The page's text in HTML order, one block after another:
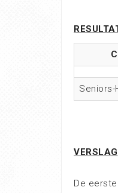
Seniors-
VERSLAG
De